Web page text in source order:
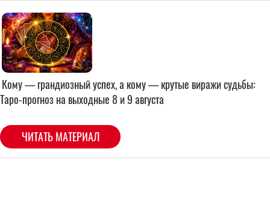
Кому — грандиозный успех, а кому — крутые виражи судьбы:
Таро-прогноз на выходные 8 и 9 августа
ЧИТАТЬ МАТЕРИАЛ